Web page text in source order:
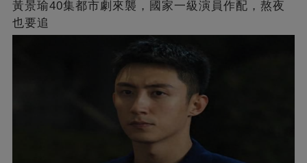
黃景瑜40集都市劇來襲，國家一級演員作配，熬夜
也要追